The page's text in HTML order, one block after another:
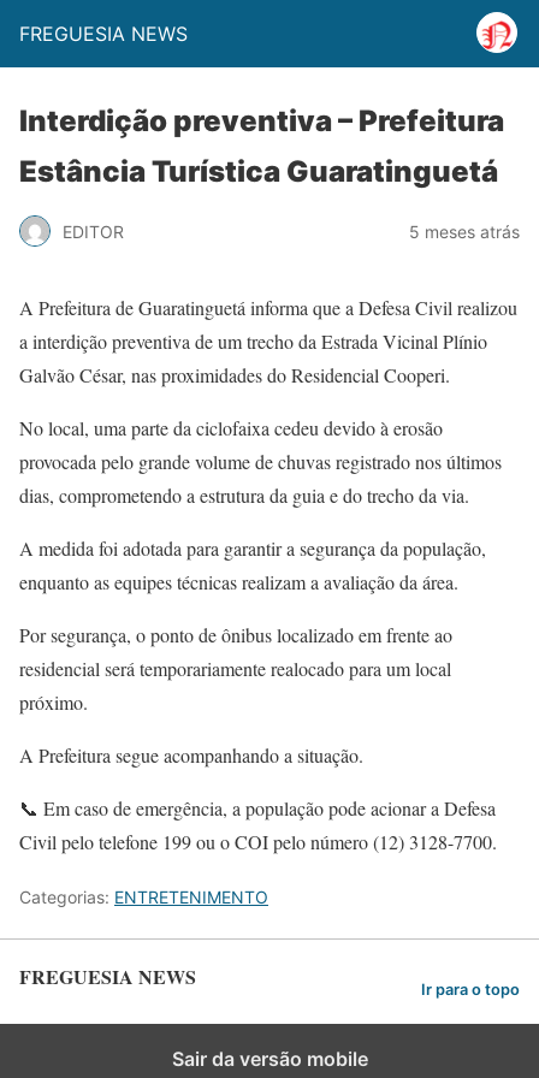
FREGUESIA NEWS
Interdição preventiva – Prefeitura
Estância Turística Guaratinguetá
EDITOR 5 meses atrás
A Prefeitura de Guaratinguetá informa que a Defesa Civil realizou
a interdição preventiva de um trecho da Estrada Vicinal Plínio
Galvão César, nas proximidades do Residencial Cooperi.
No local, uma parte da ciclofaixa cedeu devido à erosão
provocada pelo grande volume de chuvas registrado nos últimos
dias, comprometendo a estrutura da guia e do trecho da via.
A medida foi adotada para garantir a segurança da população,
enquanto as equipes técnicas realizam a avaliação da área.
Por segurança, o ponto de ônibus localizado em frente ao
residencial será temporariamente realocado para um local
próximo.
A Prefeitura segue acompanhando a situação.
📞 Em caso de emergência, a população pode acionar a Defesa
Civil pelo telefone 199 ou o COI pelo número (12) 3128-7700.
Categorias: ENTRETENIMENTO
FREGUESIA NEWS Ir para o topo
Sair da versão mobile